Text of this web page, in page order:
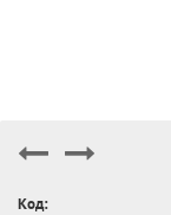
Код: